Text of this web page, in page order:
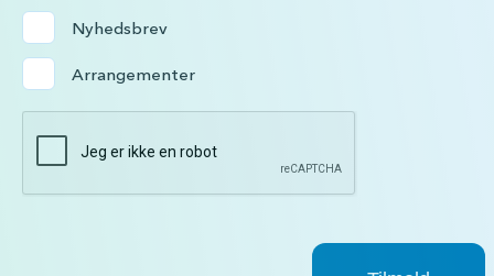
Nyhedsbrev
Arrangementer